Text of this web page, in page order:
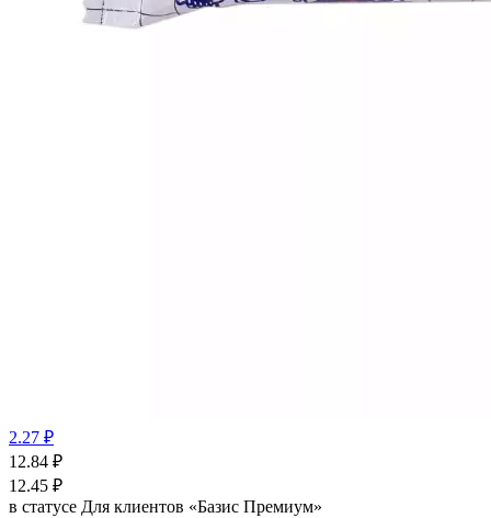
2.27 ₽
12.84 ₽
12.45 ₽
в статусе Для клиентов «Базис Премиум»